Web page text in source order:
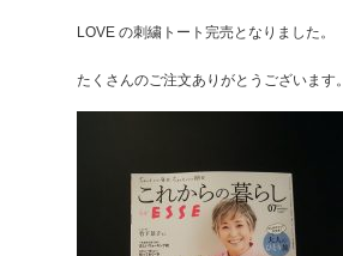
LOVE の刺繍トート完売となりました。
たくさんのご注文ありがとうございます。